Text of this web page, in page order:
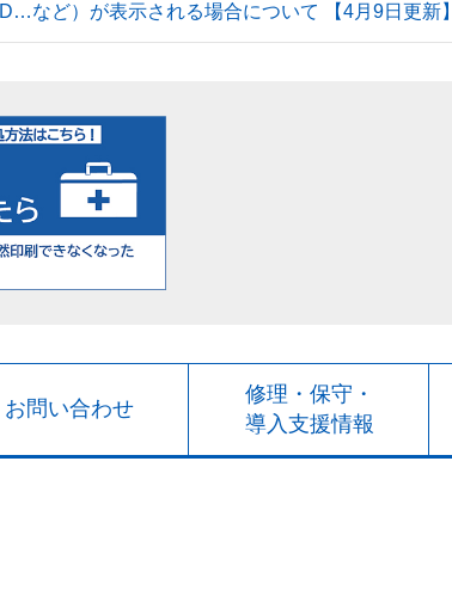
など）が表示される場合について 【4月9日更新】
お問い合わせ
修理・保守・
導入支援情報